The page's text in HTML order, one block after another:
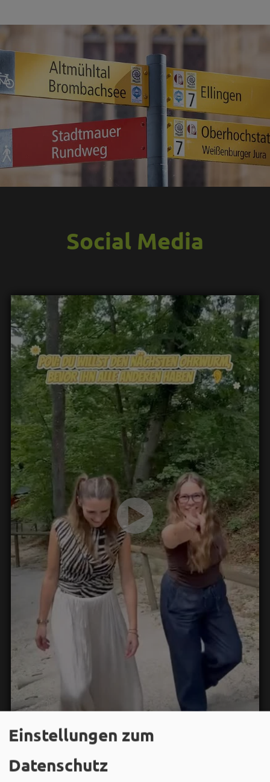
Social Media
06. August um 18:08 via Facebook
Einstellungen zum
Datenschutz